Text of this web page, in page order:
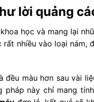
lời quảng
học và mang lại
nhiều vào loại nám,
màu hơn sau vài
pháp này chỉ mang